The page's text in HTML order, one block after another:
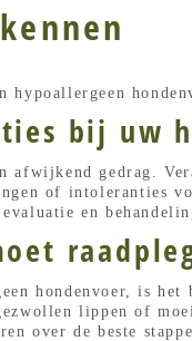
bij uw
afwijkend gedrag.
of intoleranties
en
hondenvoer, is
lippen of
over de beste